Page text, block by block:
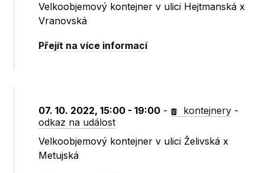
Velkoobjemový kontejner v ulici Hejtmanská x
Vranovská
Přejít na více informací
07. 10. 2022, 15:00 - 19:00 - kontejnery -
odkaz na událost
Velkoobjemový kontejner v ulici Želivská x
Metujská